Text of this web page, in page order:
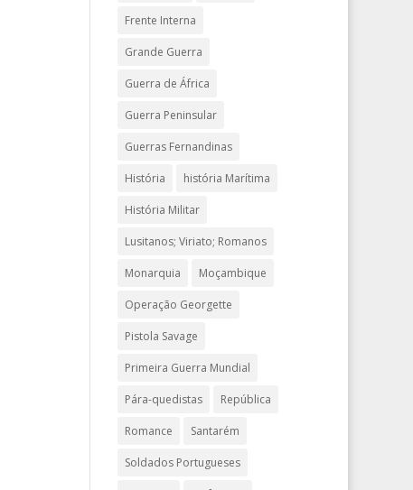
Frente Interna
Grande Guerra
Guerra de África
Guerra Peninsular
Guerras Fernandinas
História história Marítima
História Militar
Lusitanos; Viriato; Romanos
Monarquia Moçambique
Operação Georgette
Pistola Savage
Primeira Guerra Mundial
Pára-quedistas República
Romance Santarém
Soldados Portugueses